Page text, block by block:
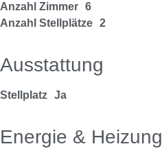
Anzahl Zimmer 6
Anzahl Stellplätze 2
Ausstattung
Stellplatz Ja
Energie & Heizung